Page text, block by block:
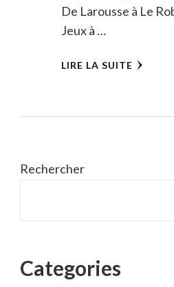
De Larousse à Le
Jeux à …
LIRE LA SUITE
Rechercher
Categories